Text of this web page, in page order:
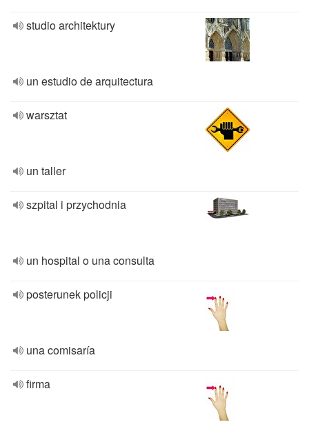
studio architektury
un estudio de arquitectura
warsztat
un taller
szpital i przychodnia
un hospital o una consulta
posterunek policji
una comisaría
firma